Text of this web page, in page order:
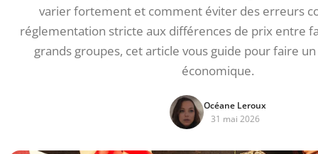
varier fortement et comment éviter des erreurs
réglementation stricte aux différences de prix entre
grands groupes, cet article vous guide pour faire
économique.
Océane Leroux
31 mai 2026